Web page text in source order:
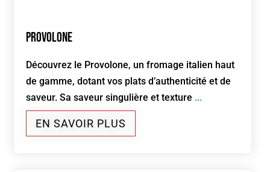
Provolone
Découvrez le Provolone, un fromage italien haut
de gamme, dotant vos plats d’authenticité et de
saveur. Sa saveur singulière et texture ...
EN SAVOIR PLUS